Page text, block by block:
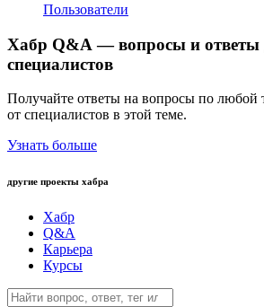
Пользователи
Хабр Q&A — вопросы и ответы
специалистов
Получайте ответы на вопросы по любой
от специалистов в этой теме.
Узнать больше
другие проекты хабра
Хабр
Q&A
Карьера
Курсы